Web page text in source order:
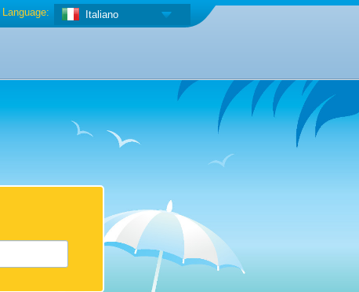
Italiano
Language: